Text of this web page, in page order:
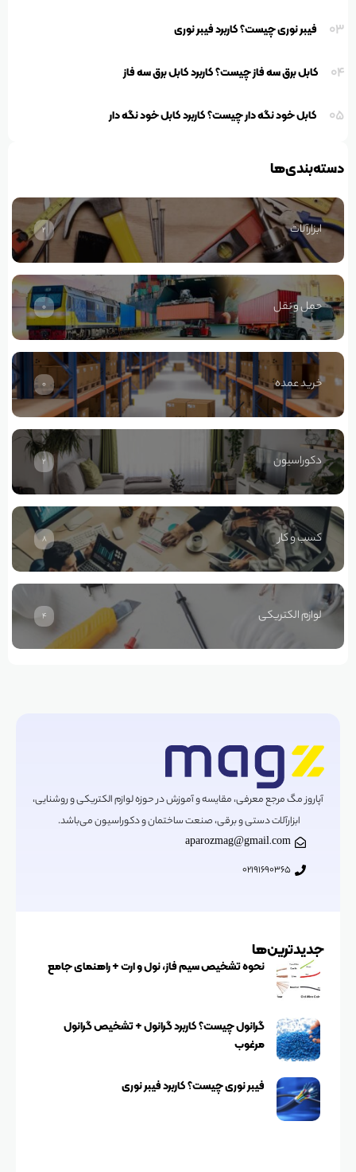
03 فیبر نوری چیست؟ کاربرد فیبر نوری
04 کابل برق سه فاز چیست؟ کاربرد کابل برق سه فاز
05 کابل خود نگه دار چیست؟ کاربرد کابل خود نگه دار
دسته‌بندی‌ها
ابزارآلات 2
حمل و نقل 0
خرید عمده 0
دکوراسیون 2
کسب و کار 8
لوازم الکتریکی 4
آپاروز مگ مرجع معرفی، مقایسه و آموزش در حوزه لوازم الکتریکی و روشنایی،
ابزارآلات دستی و برقی، صنعت ساختمان و دکوراسیون می‌باشد.
aparozmag@gmail.com
02191690365
جدیدترین‌ها
نحوه تشخیص سیم فاز، نول و ارت + راهنمای جامع
گرانول چیست؟ کاربرد گرانول + تشخیص گرانول
مرغوب
فیبر نوری چیست؟ کاربرد فیبر نوری